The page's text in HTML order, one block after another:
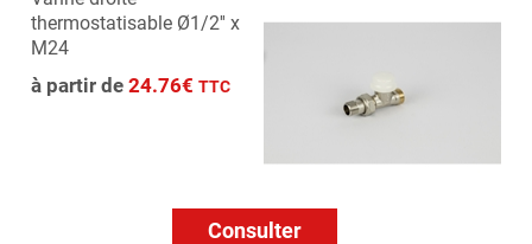
thermostatisable Ø1/2'' x
M24
à partir de 24.76€ TTC
Consulter